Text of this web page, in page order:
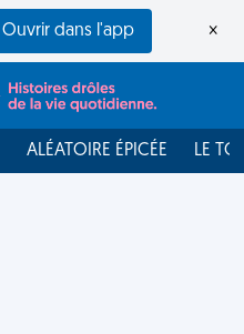
Ouvrir dans l'app ×
ALÉATOIRE ÉPICÉE LE